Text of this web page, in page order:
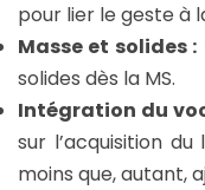
pour lier le geste à
Masse et solides :
solides dès la MS.
Intégration du
sur l’acquisition
moins que, autant,